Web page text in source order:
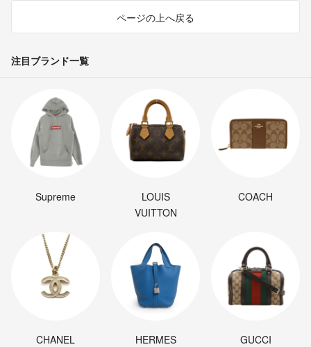
ページの上へ戻る
注目ブランド一覧
Supreme
LOUIS
VUITTON
COACH
CHANEL HERMES GUCCI